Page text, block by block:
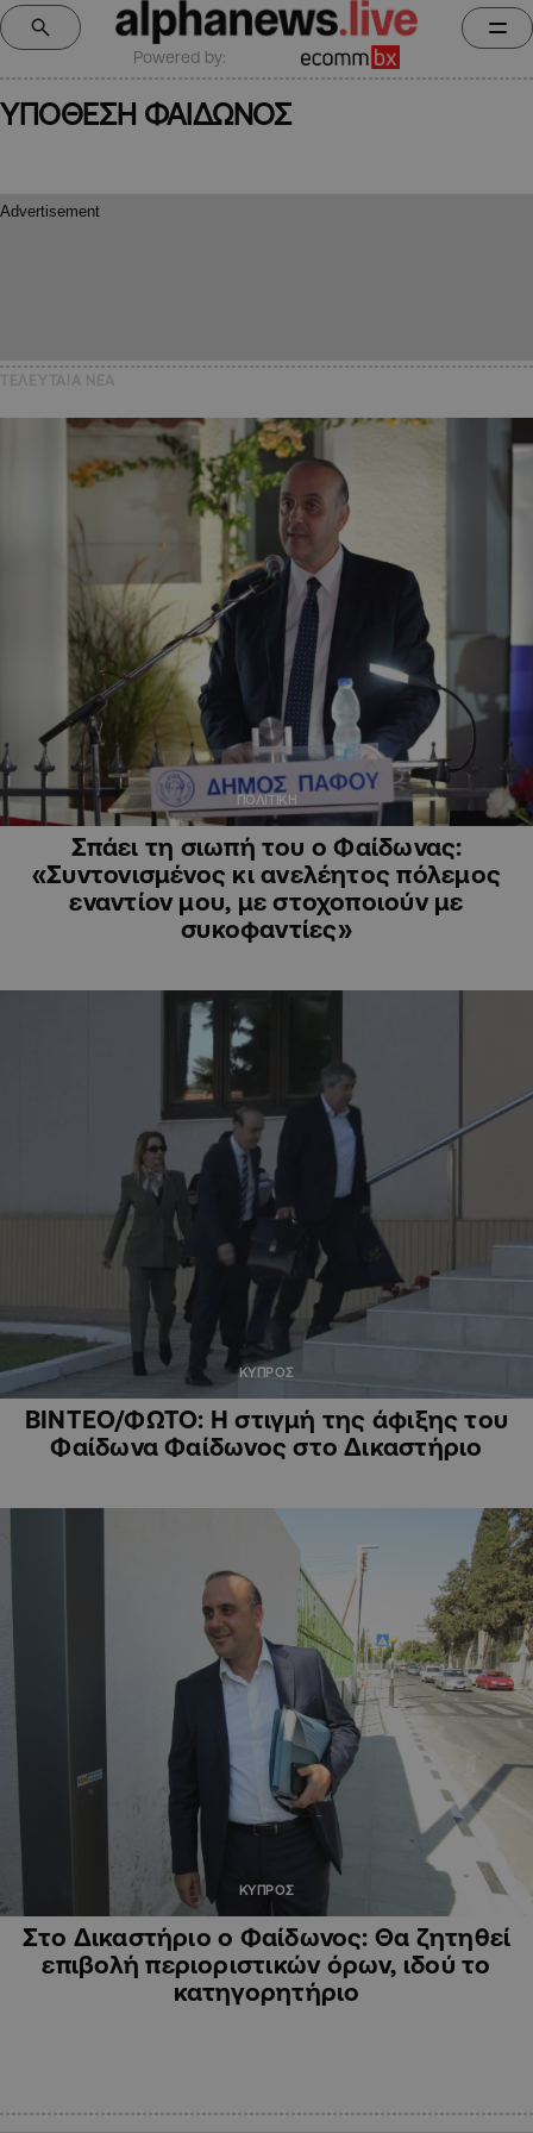
Powered by:
ΥΠΟΘΕΣΗ ΦΑΙΔΩΝΟΣ
ΠΟΛΙΤΙΚΗ
Σπάει τη σιωπή του ο Φαίδωνας:
«Συντονισμένος κι ανελέητος πόλεμος
εναντίον μου, με στοχοποιούν με
συκοφαντίες»
ΚΥΠΡΟΣ
ΒΙΝΤΕΟ/ΦΩΤΟ: Η στιγμή της άφιξης του
Φαίδωνα Φαίδωνος στο Δικαστήριο
ΚΥΠΡΟΣ
Στο Δικαστήριο ο Φαίδωνος: Θα ζητηθεί
επιβολή περιοριστικών όρων, ιδού το
κατηγορητήριο